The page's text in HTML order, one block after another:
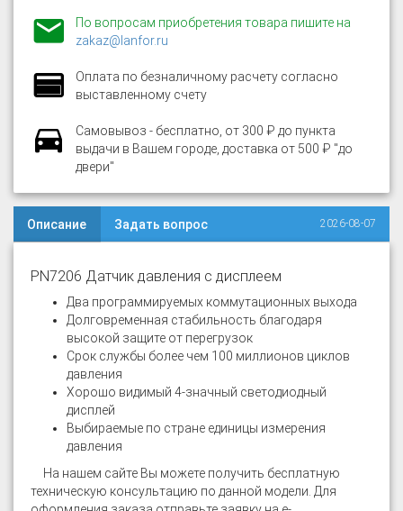
По вопросам приобретения товара пишите на
zakaz@lanfor.ru
Оплата по безналичному расчету согласно
выставленному счету
Самовывоз - бесплатно, от 300 ₽ до пункта
выдачи в Вашем городе, доставка от 500 ₽ "до
двери"
Описание Задать вопрос 2026-08-07
PN7206 Датчик давления с дисплеем
Два программируемых коммутационных выхода
Долговременная стабильность благодаря
высокой защите от перегрузок
Срок службы более чем 100 миллионов циклов
давления
Хорошо видимый 4-значный светодиодный
дисплей
Выбираемые по стране единицы измерения
давления
На нашем сайте Вы можете получить бесплатную
техническую консультацию по данной модели. Для